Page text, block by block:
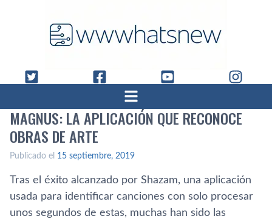
MAGNUS: LA APLICACIÓN QUE RECONOCE
OBRAS DE ARTE
Publicado el 15 septiembre, 2019
Tras el éxito alcanzado por Shazam, una aplicación
usada para identificar canciones con solo procesar
unos segundos de estas, muchas han sido las